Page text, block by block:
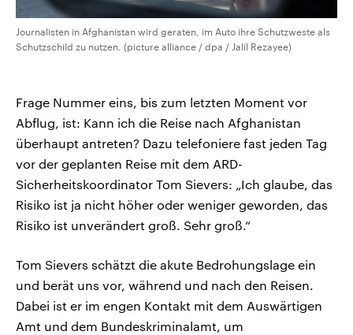
Journalisten in Afghanistan wird geraten, im Auto ihre Schutzweste als
Schutzschild zu nutzen. (picture alliance / dpa / Jalil Rezayee)
Frage Nummer eins, bis zum letzten Moment vor
Abflug, ist: Kann ich die Reise nach Afghanistan
überhaupt antreten? Dazu telefoniere fast jeden Tag
vor der geplanten Reise mit dem ARD-
Sicherheitskoordinator Tom Sievers: „Ich glaube, das
Risiko ist ja nicht höher oder weniger geworden, das
Risiko ist unverändert groß. Sehr groß.“
Tom Sievers schätzt die akute Bedrohungslage ein
und berät uns vor, während und nach den Reisen.
Dabei ist er im engen Kontakt mit dem Auswärtigen
Amt und dem Bundeskriminalamt, um